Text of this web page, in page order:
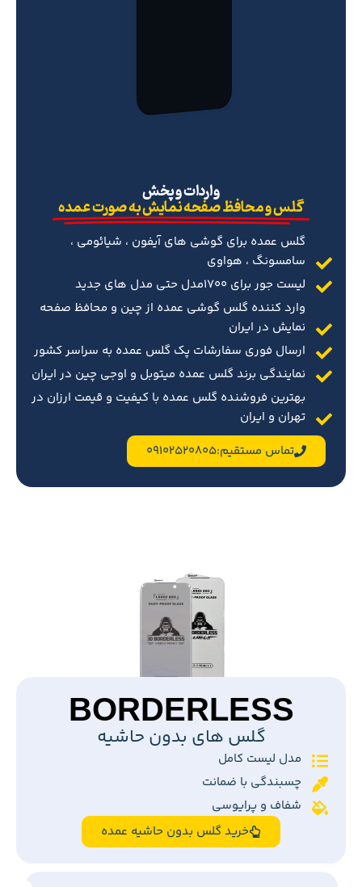
‌واردات و پخش
گلس و محافظ صفحه نمایش به صورت عمده
گلس عمده برای گوشی های آیفون ، شیائومی ،
سامسونگ ، هواوی
لیست جور برای 1700مدل حتی مدل های جدید
وارد کننده گلس گوشی عمده از چین و محافظ صفحه
نمایش در ایران
ارسال فوری سفارشات پک گلس عمده به سراسر کشور
نمایندگی برند گلس عمده میتوبل و اوجی چین در ایران
بهترین فروشنده گلس عمده با کیفیت و قیمت ارزان در
تهران و ایران
تماس مستقیم:09102520805
BORDERLESS
گلس های بدون حاشیه
مدل لیست کامل
چسبندگی با ضمانت
شفاف و پرایوسی
خرید گلس بدون حاشیه عمده